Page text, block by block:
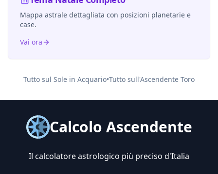
Mappa astrale dettagliata con posizioni planetarie e
case.
Vai ora
Tutto sul Sole in Acquario•Tutto sull'Ascendente Toro
Calcolo Ascendente
Il calcolatore astrologico più preciso d'Italia